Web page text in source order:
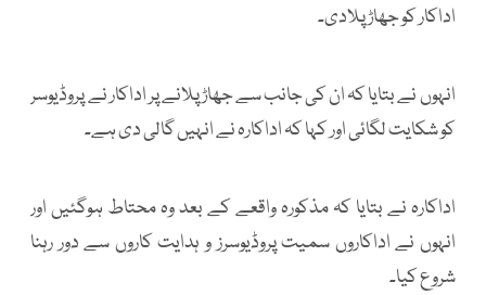
اداکار کو جھاڑ پلادی۔
انہوں نے بتایا کہ ان کی جانب سے جھاڑ پلانے پر اداکار نے پروڈیوسر
کو شکایت لگائی اور کہا کہ اداکارہ نے انہیں گالی دی ہے۔
اداکارہ نے بتایا کہ مذکورہ واقعے کے بعد وہ محتاط ہوگئیں اور
انہوں نے اداکاروں سمیت پروڈیوسرز و ہدایت کاروں سے دور رہنا
شروع کیا۔